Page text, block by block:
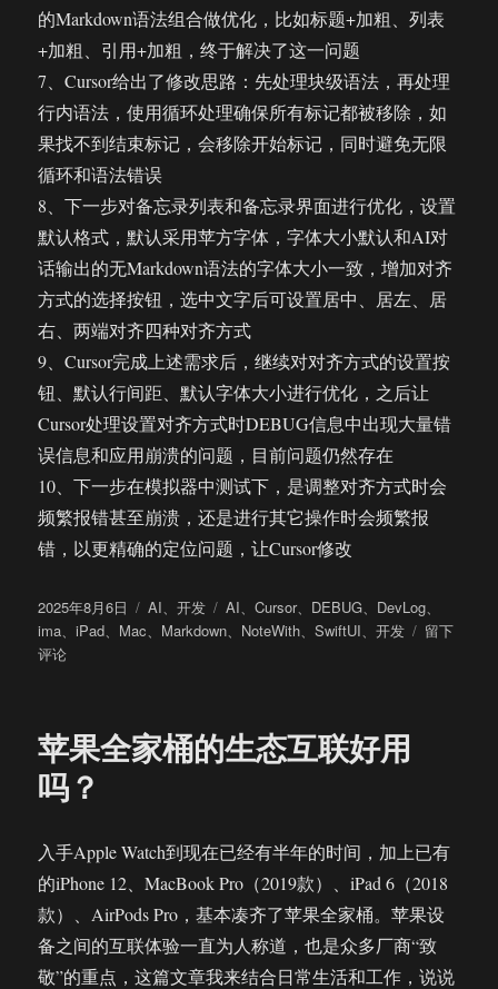
的Markdown语法组合做优化，比如标题+加粗、列表
+加粗、引用+加粗，终于解决了这一问题
7、Cursor给出了修改思路：先处理块级语法，再处理
行内语法，使用循环处理确保所有标记都被移除，如
果找不到结束标记，会移除开始标记，同时避免无限
循环和语法错误
8、下一步对备忘录列表和备忘录界面进行优化，设置
默认格式，默认采用苹方字体，字体大小默认和AI对
话输出的无Markdown语法的字体大小一致，增加对齐
方式的选择按钮，选中文字后可设置居中、居左、居
右、两端对齐四种对齐方式
9、Cursor完成上述需求后，继续对对齐方式的设置按
钮、默认行间距、默认字体大小进行优化，之后让
Cursor处理设置对齐方式时DEBUG信息中出现大量错
误信息和应用崩溃的问题，目前问题仍然存在
10、下一步在模拟器中测试下，是调整对齐方式时会
频繁报错甚至崩溃，还是进行其它操作时会频繁报
错，以更精确的定位问题，让Cursor修改
发
布
于
2025年8月6日
分
AI、开发
标
签
AI、Cursor、 DEBUG、 DevLog、
ima、iPad、 Mac、 Markdown、 NoteWith、SwiftUI、开发
于
留下
评论
苹果全家桶的生态互联好用
吗？
入手Apple Watch到现在已经有半年的时间，加上已有
的iPhone 12、MacBook Pro（2019款）、iPad 6（2018
款）、AirPods Pro，基本凑齐了苹果全家桶。苹果设
备之间的互联体验一直为人称道，也是众多厂商“致
敬”的重点，这篇文章我来结合日常生活和工作，说说